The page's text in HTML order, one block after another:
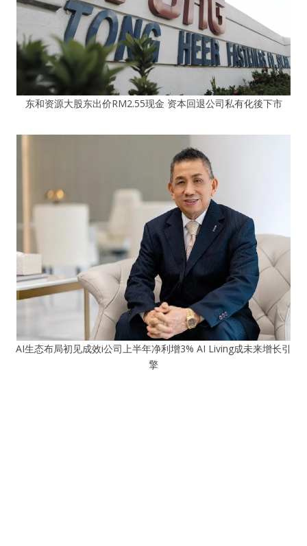
东和资源大股东出价RM2.55现金 资本回退公司私有化後下市
AI生态布局初见成效i公司上半年净利增3% AI Living成未来增长引
擎